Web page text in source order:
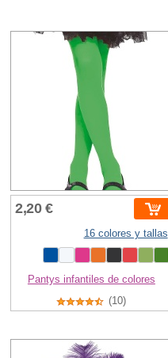
2,20 €
16 colores y tallas
Pantys infantiles de colores
(10)